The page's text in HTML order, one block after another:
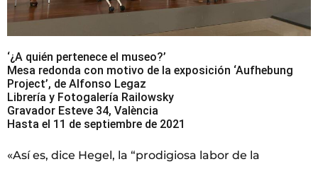
‘¿A quién pertenece el museo?’
Mesa redonda con motivo de la exposición ‘Aufhebung
Project’, de Alfonso Legaz
Librería y Fotogalería Railowsky
Gravador Esteve 34, València
Hasta el 11 de septiembre de 2021
«Así es, dice Hegel, la “prodigiosa labor de la